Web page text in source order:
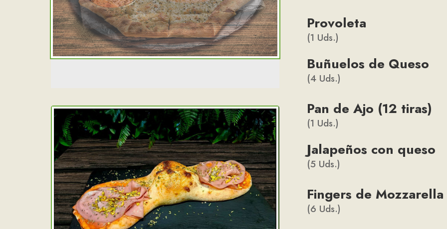
Provoleta
(1 Uds.)
Buñuelos de Queso
(4 Uds.)
Pan de Ajo (12 tiras)
(1 Uds.)
Jalapeños con queso
(5 Uds.)
Fingers de Mozzarella
(6 Uds.)